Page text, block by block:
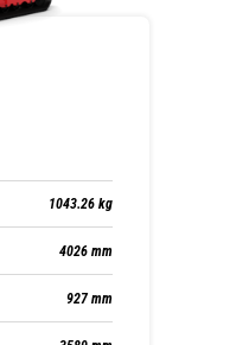
1043.26 kg
4026 mm
927 mm